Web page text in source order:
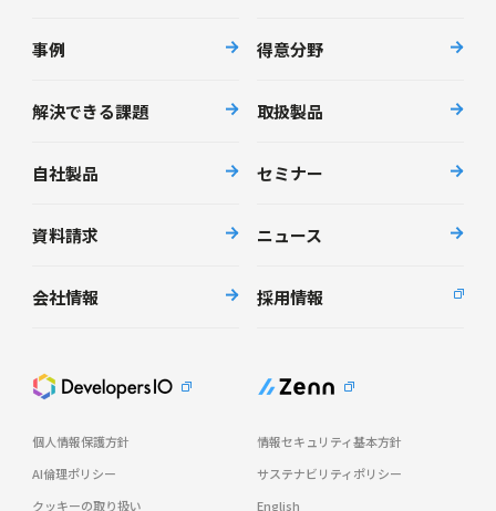
事例 得意分野
解決できる課題 取扱製品
自社製品 セミナー
資料請求 ニュース
会社情報 採用情報
個人情報保護方針
情報セキュリティ基本方針
AI倫理ポリシー
サステナビリティポリシー
クッキーの取り扱い
English